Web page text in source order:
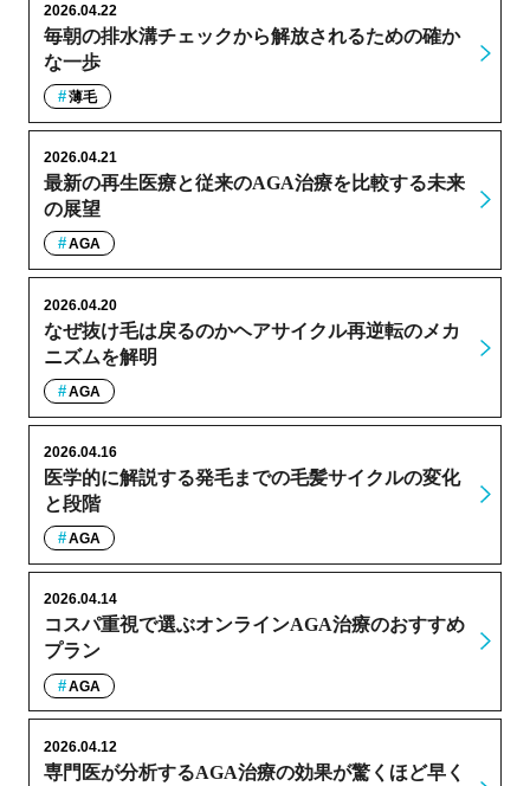
毎朝の排水溝チェックから解放されるための確か
な一歩
2026.04.22
薄毛
最新の再生医療と従来のAGA治療を比較する未来
の展望
2026.04.21
AGA
なぜ抜け毛は戻るのかヘアサイクル再逆転のメカ
ニズムを解明
2026.04.20
AGA
医学的に解説する発毛までの毛髪サイクルの変化
と段階
2026.04.16
AGA
コスパ重視で選ぶオンラインAGA治療のおすすめ
プラン
2026.04.14
AGA
専門医が分析するAGA治療の効果が驚くほど早く
2026.04.12